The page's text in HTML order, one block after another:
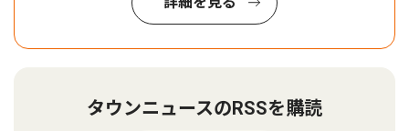
タウンニュースのRSSを購読